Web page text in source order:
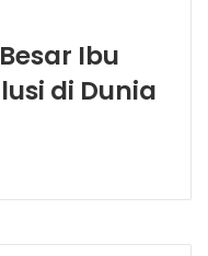
Ibu
di Dunia